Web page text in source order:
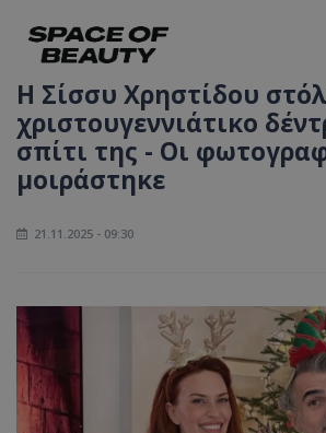
Η Σίσσυ Χρηστίδου
χριστουγεννιάτικο
σπίτι της - Οι
μοιράστηκε
21.11.2025 - 09:30